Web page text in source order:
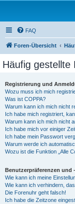
FAQ
Foren-Übersicht
Häufig gestellte
Registrierung und
Wozu muss ich mich
Was ist COPPA?
Warum kann ich mich nicht
Ich habe mich registriert,
Warum kann ich mich nicht
Ich habe mich vor einiger
Ich habe mein Passwort
Warum werde ich
Wozu ist die Funktion „Alle
Benutzerpräferenzen und
Wie kann ich meine
Wie kann ich verhindern,
Die Forenuhr geht falsch!
Ich habe die Zeitzone